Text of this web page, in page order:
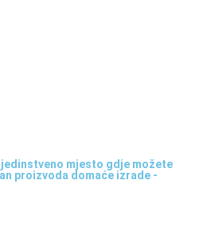
mjesto gdje možete
proizvoda domaće izrade -